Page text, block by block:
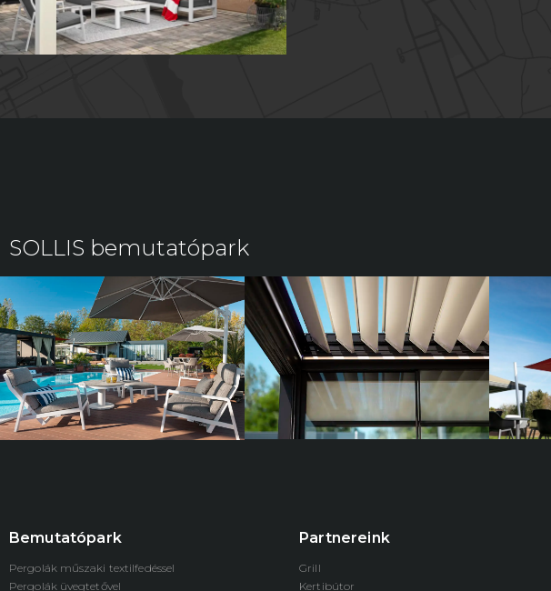
SOLLIS bemutatópark
Bemutatópark
Pergolák műszaki textilfedéssel
Pergolák üvegtetővel
Partnereink
Grill
Kertibútor